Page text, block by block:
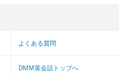
よくある質問
DMM英会話トップへ